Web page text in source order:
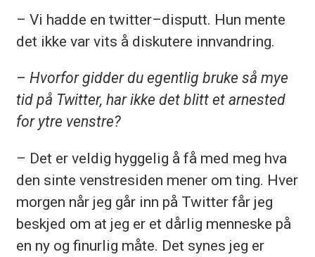
– Vi hadde en twitter–disputt. Hun mente
det ikke var vits å diskutere innvandring.
– Hvorfor gidder du egentlig bruke så mye
tid på Twitter, har ikke det blitt et arnested
for ytre venstre?
– Det er veldig hyggelig å få med meg hva
den sinte venstresiden mener om ting. Hver
morgen når jeg går inn på Twitter får jeg
beskjed om at jeg er et dårlig menneske på
en ny og finurlig måte. Det synes jeg er